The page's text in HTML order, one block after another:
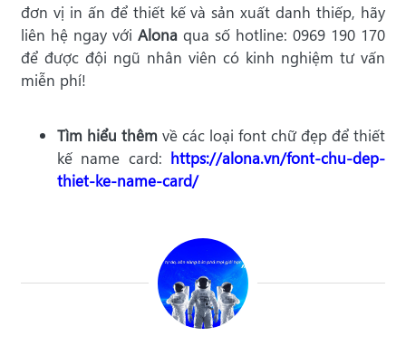
đơn vị in ấn để thiết kế và sản xuất danh thiếp, hãy
liên hệ ngay với Alona qua số hotline: 0969 190 170
để được đội ngũ nhân viên có kinh nghiệm tư vấn
miễn phí!
Tìm hiểu thêm về các loại font chữ đẹp để thiết
kế name card: https://alona.vn/font-chu-dep-
thiet-ke-name-card/